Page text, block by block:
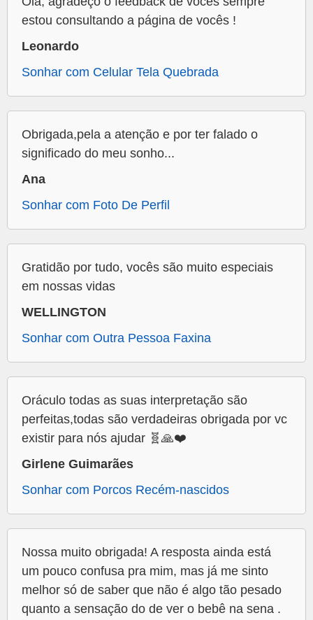
estou consultando a página de vocês !
Leonardo
Sonhar com Celular Tela Quebrada
Obrigada,pela a atenção e por ter falado o
significado do meu sonho...
Ana
Sonhar com Foto De Perfil
Gratidão por tudo, vocês são muito especiais
em nossas vidas
WELLINGTON
Sonhar com Outra Pessoa Faxina
Oráculo todas as suas interpretação são
perfeitas,todas são verdadeiras obrigada por vc
existir para nós ajudar 🧬🙏❤️
Girlene Guimarães
Sonhar com Porcos Recém-nascidos
Nossa muito obrigada! A resposta ainda está
um pouco confusa pra mim, mas já me sinto
melhor só de saber que não é algo tão pesado
quanto a sensação do de ver o bebê na sena .